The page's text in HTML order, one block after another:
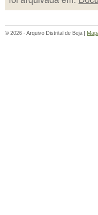
© 2026 - Arquivo Distrital de Beja |